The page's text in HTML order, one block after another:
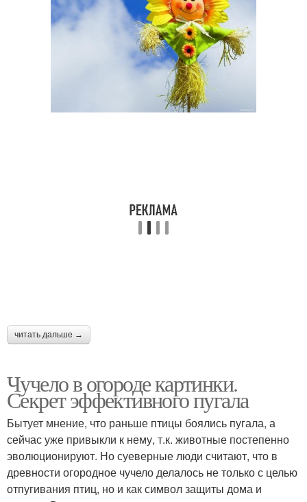
читать дальше →
Чучело в огороде картинки.
Секрет эффективного пугала
Бытует мнение, что раньше птицы боялись пугала, а
сейчас уже привыкли к нему, т.к. животные постепенно
эволюционируют. Но суеверные люди считают, что в
древности огородное чучело делалось не только с целью
отпугивания птиц, но и как символ защиты дома и